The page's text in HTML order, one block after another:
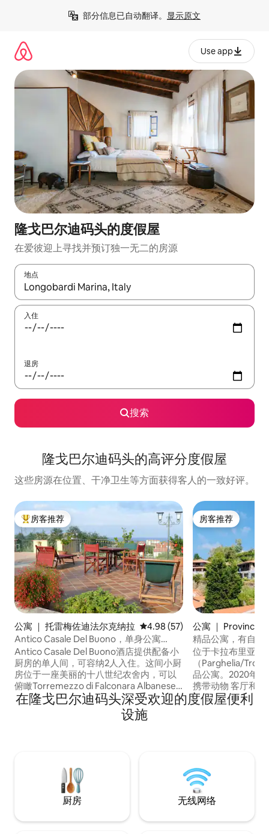
部分信息已自动翻译。 显示原文
Use app
隆戈巴尔迪码头的度假屋
在爱彼迎上寻找并预订独一无二的房源
地点
如有搜索结果，请使用上下方向键查看，或通过点击或滑动手势
入住
退房
搜索
隆戈巴尔迪码头的高评分度假屋
这些房源在位置、干净卫生等方面获得客人的一致好评。
热门「房客推荐」
房客推荐
公寓 ｜ 托雷梅佐迪法尔克纳拉 平均评分 4.98 分（满分 5 分）
4.98 (57)
Antico Casale Del Buono，单身公寓
（2P），靠近大海
Antico Casale Del Buono酒店提供配备小
厨房的单人间，可容纳2人入住。这间小厨
房位于一座美丽的十八世纪农舍内，可以
俯瞰Torremezzo di Falconara Albanese
的全景，距离大海约200米。这是一个更具
特色的地方，充满个性，与现代住宅不
同。该房源配备了私人停车场，花园和露
房客推荐
房客推荐
公寓 ｜ Provincia
ntia
精品公寓，有自己
位于卡拉布里亚帕
（Parghelia/
品公寓。2020年
携带动物 客厅和配备洗衣机/烘干机、洗碗
机、冰箱、烤箱、电
室，配有双人床
在隆戈巴尔迪码头深受欢迎的度假屋便利
设施
厨房 无线网络